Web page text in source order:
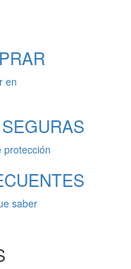
en
SEGURAS
protección
saber